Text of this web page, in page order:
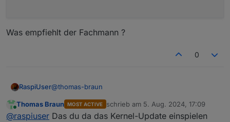
Was empfiehlt der Fachmann ?
0
RaspiUser@thomas-braun
Danke für die schnelle Reaktion ... hier das
Ergebnis:
Online
Thomas Braun MOST ACTIVE schrieb am 5. Aug. 2024, 17:09
zuletzt editiert von
@raspiuser Das du da das Kernel-Update einspielen